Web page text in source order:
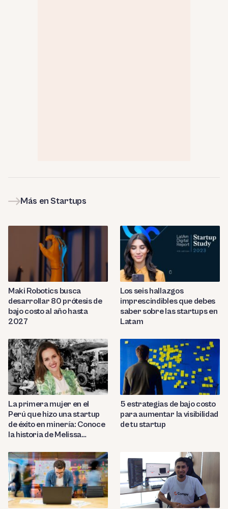
Más en Startups
Maki Robotics busca
desarrollar 80 prótesis de
bajo costo al año hasta
2027
Los seis hallazgos
imprescindibles que debes
saber sobre las startups en
Latam
La primera mujer en el
Perú que hizo una startup
de éxito en minería: Conoce
la historia de Melissa
5 estrategias de bajo costo
para aumentar la visibilidad
de tu startup